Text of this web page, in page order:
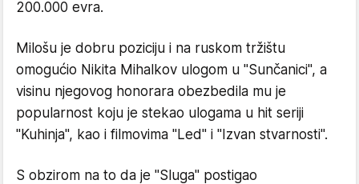
200.000 evra.
Milošu je dobru poziciju i na ruskom tržištu
omogućio Nikita Mihalkov ulogom u "Sunčanici", a
visinu njegovog honorara obezbedila mu je
popularnost koju je stekao ulogama u hit seriji
"Kuhinja", kao i filmovima "Led" i "Izvan stvarnosti".
S obzirom na to da je "Sluga" postigao